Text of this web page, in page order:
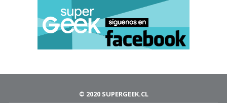
© 2020 SUPERGEEK.CL